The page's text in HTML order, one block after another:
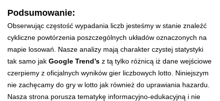
Podsumowanie:
Obserwując częstość wypadania liczb jesteśmy w stanie znaleźć
cykliczne powtórzenia poszczególnych układów oznaczonych na
mapie losowań. Nasze analizy mają charakter czystej statystyki
tak samo jak Google Trend’s z tą tylko różnicą iż dane wejściowe
czerpiemy z oficjalnych wyników gier liczbowych lotto. Niniejszym
nie zachęcamy do gry w lotto jak również do uprawiania hazardu.
Nasza strona porusza tematykę informacyjno-edukacyjną i nie